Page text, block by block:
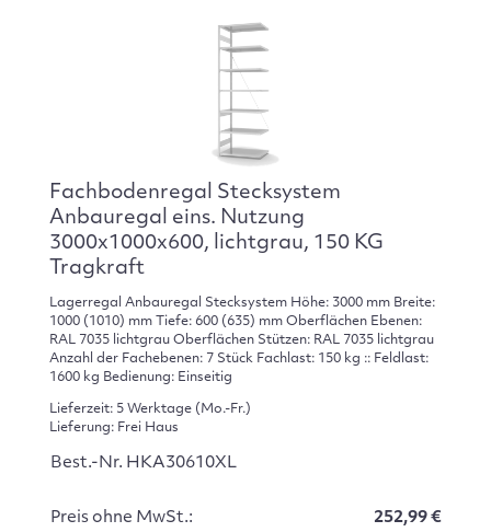
Fachbodenregal Stecksystem
Anbauregal eins. Nutzung
3000x1000x600, lichtgrau, 150 KG
Tragkraft
Lagerregal Anbauregal Stecksystem Höhe: 3000 mm Breite:
1000 (1010) mm Tiefe: 600 (635) mm Oberflächen Ebenen:
RAL 7035 lichtgrau Oberflächen Stützen: RAL 7035 lichtgrau
Anzahl der Fachebenen: 7 Stück Fachlast: 150 kg :: Feldlast:
1600 kg Bedienung: Einseitig
Lieferzeit: 5 Werktage (Mo.-Fr.)
Lieferung: Frei Haus
Best.-Nr. HKA30610XL
Preis ohne MwSt.:
252,99 €